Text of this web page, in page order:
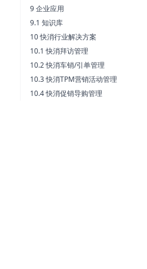
9 企业应用
9.1 知识库
10 快消行业解决方案
10.1 快消拜访管理
10.2 快消车销/引单管理
10.3 快消TPM营销活动管理
10.4 快消促销导购管理